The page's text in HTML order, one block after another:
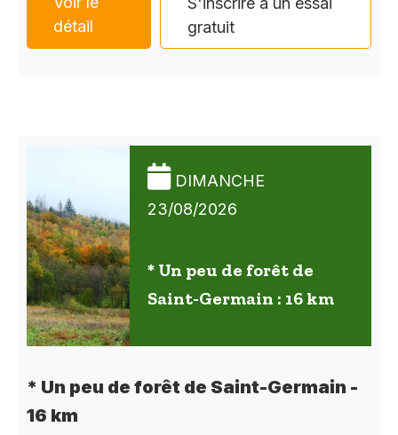
détail
gratuit
DIMANCHE
23/08/2026
* Un peu de forêt de
Saint-Germain : 16 km
* Un peu de forêt de Saint-Germain -
16 km